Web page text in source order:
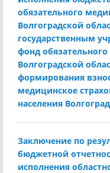
обязательного
Волгоградской
государственным
фонд
Волгоградской
формирования
медицинское
населения
Заключение по
бюджетной
исполнения